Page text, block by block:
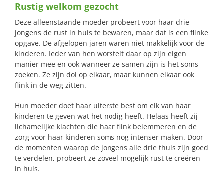
naar:
Rustig welkom gezocht
Deze alleenstaande moeder probeert voor haar drie
jongens de rust in huis te bewaren, maar dat is een flinke
opgave. De afgelopen jaren waren niet makkelijk voor de
kinderen. Ieder van hen worstelt daar op zijn eigen
manier mee en ook wanneer ze samen zijn is het soms
zoeken. Ze zijn dol op elkaar, maar kunnen elkaar ook
flink in de weg zitten.
Hun moeder doet haar uiterste best om elk van haar
kinderen te geven wat het nodig heeft. Helaas heeft zij
lichamelijke klachten die haar flink belemmeren en de
zorg voor haar kinderen soms nog intenser maken. Door
de momenten waarop de jongens alle drie thuis zijn goed
te verdelen, probeert ze zoveel mogelijk rust te creëren
in huis.